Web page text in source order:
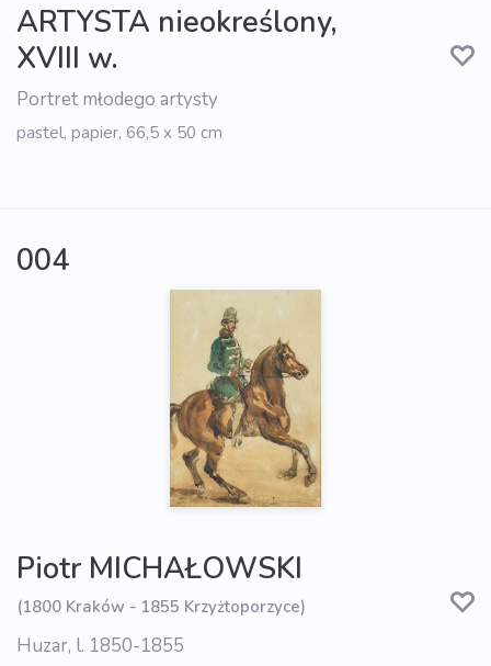
ARTYSTA nieokreślony,
XVIII w.
Portret młodego artysty
pastel, papier, 66,5 x 50 cm
004
Piotr MICHAŁOWSKI
(1800 Kraków - 1855 Krzyżtoporzyce)
Huzar, l. 1850-1855